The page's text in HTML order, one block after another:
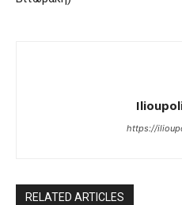
https://
RELATED ARTICLES